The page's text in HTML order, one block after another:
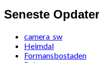
Seneste
camera_sw
Heimdal
Formansbostaden